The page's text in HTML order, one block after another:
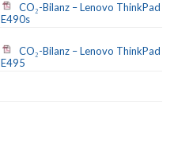
CO₂-Bilanz – Lenovo ThinkPad
E490s
CO₂-Bilanz – Lenovo ThinkPad
E495